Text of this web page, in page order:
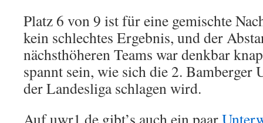
Platz 6 von 9 ist für eine gemischte
kein schlechtes Ergebnis, und der
nächsthöheren Teams war denkbar
spannt sein, wie sich die 2. Bamberger
der Landesliga schlagen wird.
Auf uwr1.de gibt’s auch ein paar